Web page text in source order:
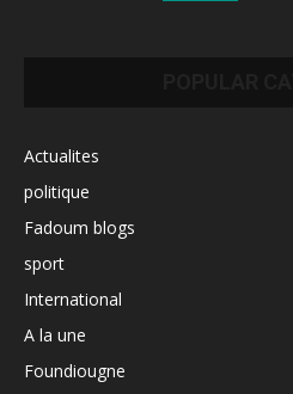
Actualites
politique
Fadoum blogs
sport
International
A la une
Foundiougne